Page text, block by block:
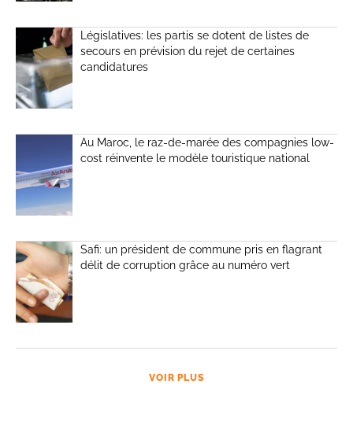
Législatives: les partis se dotent de listes de
secours en prévision du rejet de certaines
candidatures
Au Maroc, le raz-de-marée des compagnies low-
cost réinvente le modèle touristique national
Safi: un président de commune pris en flagrant
délit de corruption grâce au numéro vert
VOIR PLUS